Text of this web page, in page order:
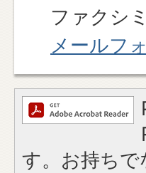
ファクシ
メールフ
す。お持ち